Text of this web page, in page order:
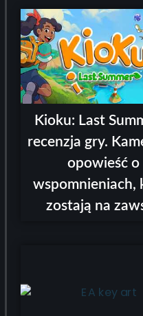
Kioku: Last
recenzja gry.
opowieść o
wspomnieniach,
zostają na